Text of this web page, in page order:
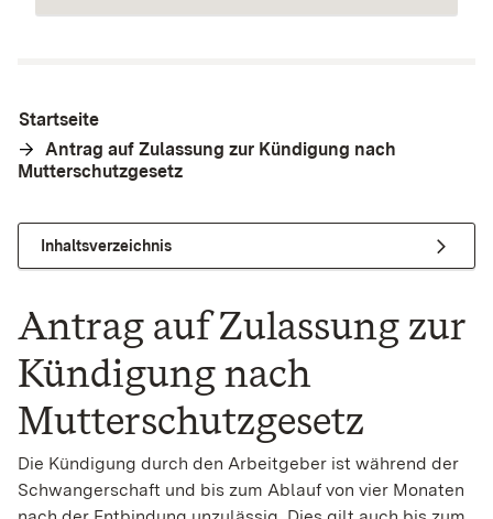
Startseite
Antrag auf Zulassung zur Kündigung nach
Mutterschutzgesetz
Inhaltsverzeichnis
Antrag auf Zulassung zur
Kündigung nach
Mutterschutzgesetz
Die Kündigung durch den Arbeitgeber ist während der
Schwangerschaft und bis zum Ablauf von vier Monaten